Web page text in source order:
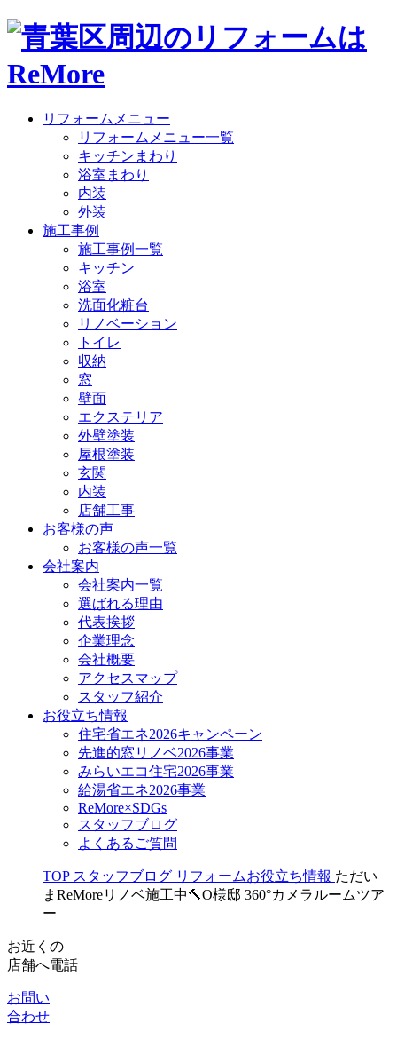
リフォームメニュー
リフォームメニュー一覧
キッチンまわり
浴室まわり
内装
外装
施工事例
施工事例一覧
キッチン
浴室
洗面化粧台
リノベーション
トイレ
収納
窓
壁面
エクステリア
外壁塗装
屋根塗装
玄関
内装
店舗工事
お客様の声
お客様の声一覧
会社案内
会社案内一覧
選ばれる理由
代表挨拶
企業理念
会社概要
アクセスマップ
スタッフ紹介
お役立ち情報
住宅省エネ2026キャンペーン
先進的窓リノベ2026事業
みらいエコ住宅2026事業
給湯省エネ2026事業
ReMore×SDGs
スタッフブログ
よくあるご質問
TOP スタッフブログ リフォームお役立ち情報 ただい
まReMoreリノベ施工中🔨O様邸 360°カメラルームツア
ー
お近くの
店舗へ電話
お問い
合わせ